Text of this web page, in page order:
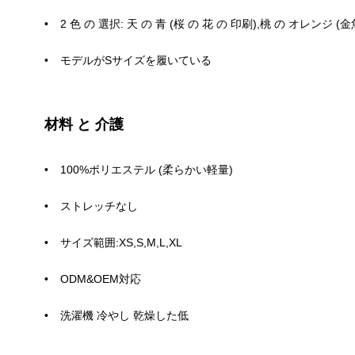
2 色 の 選択: 天 の 青 (桜 の 花 の 印刷),桃 の オレンジ (金
モデルがSサイズを履いている
材料 と 介護
100%ポリエステル (柔らかい軽量)
ストレッチなし
サイズ範囲:XS,S,M,L,XL
ODM&OEM対応
洗濯機 冷やし 乾燥した低